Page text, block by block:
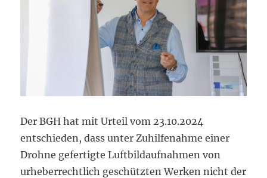
Der BGH hat mit Urteil vom 23.10.2024
entschieden, dass unter Zuhilfenahme einer
Drohne gefertigte Luftbildaufnahmen von
urheberrechtlich geschützten Werken nicht der